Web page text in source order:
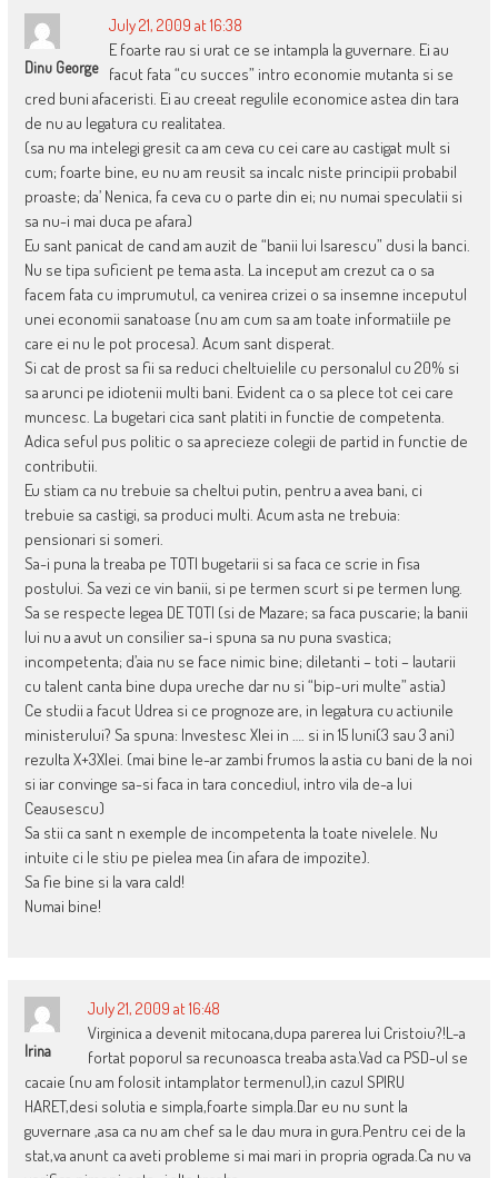
Dinu George
July 21, 2009 at 16:38
E foarte rau si urat ce se intampla la guvernare. Ei au
facut fata “cu succes” intro economie mutanta si se
cred buni afaceristi. Ei au creeat regulile economice astea din tara
de nu au legatura cu realitatea.
(sa nu ma intelegi gresit ca am ceva cu cei care au castigat mult si
cum; foarte bine, eu nu am reusit sa incalc niste principii probabil
proaste; da’ Nenica, fa ceva cu o parte din ei; nu numai speculatii si
sa nu-i mai duca pe afara)
Eu sant panicat de cand am auzit de “banii lui Isarescu” dusi la banci.
Nu se tipa suficient pe tema asta. La inceput am crezut ca o sa
facem fata cu imprumutul, ca venirea crizei o sa insemne inceputul
unei economii sanatoase (nu am cum sa am toate informatiile pe
care ei nu le pot procesa). Acum sant disperat.
Si cat de prost sa fii sa reduci cheltuielile cu personalul cu 20% si
sa arunci pe idiotenii multi bani. Evident ca o sa plece tot cei care
muncesc. La bugetari cica sant platiti in functie de competenta.
Adica seful pus politic o sa aprecieze colegii de partid in functie de
contributii.
Eu stiam ca nu trebuie sa cheltui putin, pentru a avea bani, ci
trebuie sa castigi, sa produci multi. Acum asta ne trebuia:
pensionari si someri.
Sa-i puna la treaba pe TOTI bugetarii si sa faca ce scrie in fisa
postului. Sa vezi ce vin banii, si pe termen scurt si pe termen lung.
Sa se respecte legea DE TOTI (si de Mazare; sa faca puscarie; la banii
lui nu a avut un consilier sa-i spuna sa nu puna svastica;
incompetenta; d’aia nu se face nimic bine; diletanti – toti – lautarii
cu talent canta bine dupa ureche dar nu si “bip-uri multe” astia)
Ce studii a facut Udrea si ce prognoze are, in legatura cu actiunile
ministerului? Sa spuna: Investesc Xlei in …. si in 15 luni(3 sau 3 ani)
rezulta X+3Xlei. (mai bine le-ar zambi frumos la astia cu bani de la noi
si iar convinge sa-si faca in tara concediul, intro vila de-a lui
Ceausescu)
Sa stii ca sant n exemple de incompetenta la toate nivelele. Nu
intuite ci le stiu pe pielea mea (in afara de impozite).
Sa fie bine si la vara cald!
Numai bine!
Irina
July 21, 2009 at 16:48
Virginica a devenit mitocana,dupa parerea lui Cristoiu?!L-a
fortat poporul sa recunoasca treaba asta.Vad ca PSD-ul se
cacaie (nu am folosit intamplator termenul),in cazul SPIRU
HARET,desi solutia e simpla,foarte simpla.Dar eu nu sunt la
guvernare ,asa ca nu am chef sa le dau mura in gura.Pentru cei de la
stat,va anunt ca aveti probleme si mai mari in propria ograda.Ca nu va